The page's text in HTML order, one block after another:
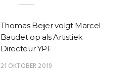
Thomas Beijer volgt Marcel
Baudet op als Artistiek
Directeur YPF
21 OKTOBER 2019